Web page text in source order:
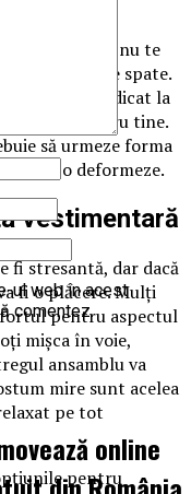
bărbați nuntă, nu te
sacoul pe spate.
reverul stă ridicat la
croită pentru tine.
să urmeze forma
sau să o deformeze.
vestimentară
fi stresantă, dar dacă
fi o plăcere. Mulți
pentru aspectul
mișca în voie,
ansamblu va
mire sunt acelea
pe tot
pentru
ul web în acest
comentez.
online